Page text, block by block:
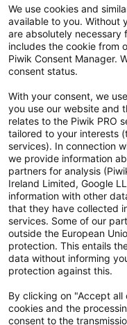
Kontakt
Cookie Einstellungen
Vertrag widerrufen
Hinweisgebersystem
Allgemeine
Impressum
Handy gebraucht
Neuware Technikdeals
Newsletter
Abonniere unseren
deinen Rechten zur
personenbezogenen
We use cookies and
available to you. Without
are absolutely necessary
includes the cookie from
Piwik Consent Manager.
consent status.
With your consent, we
you use our website and
relates to the Piwik PRO
tailored to your interests
services). In connection
we provide information
partners for analysis
Ireland Limited, Google
information with other
that they have collected
services. Some of our
outside the European
protection. This entails
data without informing
protection against this.
By clicking on "Accept
cookies and the
consent to the